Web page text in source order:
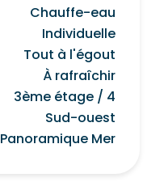
Chauffe-eau
Individuelle
Tout à l'égout
À rafraîchir
3ème étage / 4
Sud-ouest
Panoramique Mer